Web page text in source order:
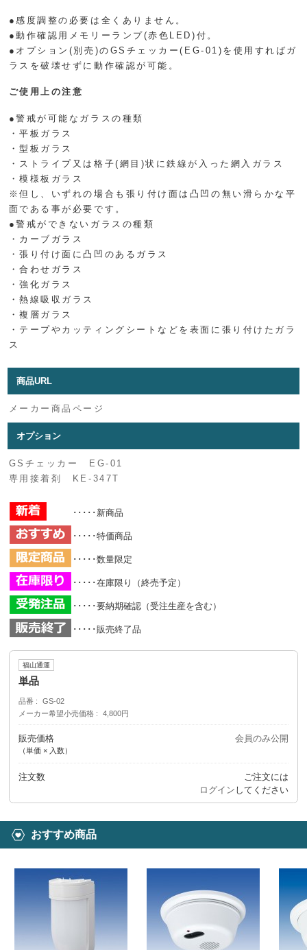
●感度調整の必要は全くありません。
●動作確認用メモリーランプ(赤色LED)付。
●オプション(別売)のGSチェッカー(EG-01)を使用すればガ
ラスを破壊せずに動作確認が可能。
ご使用上の注意
●警戒が可能なガラスの種類
・平板ガラス
・型板ガラス
・ストライプ又は格子(網目)状に鉄線が入った網入ガラス
・模様板ガラス
※但し、いずれの場合も張り付け面は凸凹の無い滑らかな平
面である事が必要です。
●警戒ができないガラスの種類
・カーブガラス
・張り付け面に凸凹のあるガラス
・合わせガラス
・強化ガラス
・熱線吸収ガラス
・複層ガラス
・テープやカッティングシートなどを表面に張り付けたガラ
ス
商品URL
メーカー商品ページ
オプション
GSチェッカー EG-01
専用接着剤 KE-347T
･････新商品
･････特価商品
･････数量限定
･････在庫限り（終売予定）
･････要納期確認（受注生産を含む）
･････販売終了品
福山通運
単品
品番
GS-02
メーカー希望小売価格
4,800円
販売価格
（単価 × 入数）
会員のみ公開
注文数
ご注文には
ログイン してください
おすすめ商品